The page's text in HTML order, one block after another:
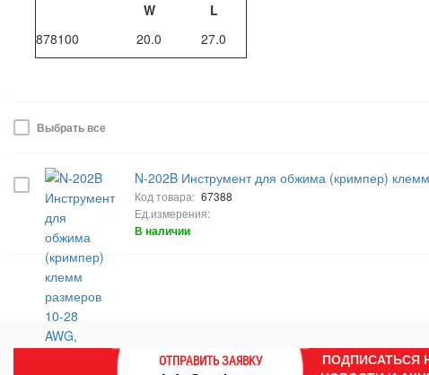
W
L
878100
20.0 27.0
Выбрать все
N-202B Инструмент для обжима (кримпер)
Код товара: 67388
Ед.измерения:
В наличии
ОТПРАВИТЬ ЗАЯВКУ
ПОДПИСАТЬСЯ